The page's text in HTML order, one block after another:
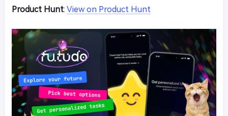
Product Hunt: View on Product Hunt